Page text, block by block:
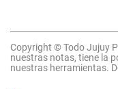
Copyright © Todo Jujuy
nuestras notas, tiene la
nuestras herramientas.